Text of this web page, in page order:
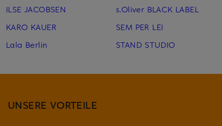
ILSE JACOBSEN
KARO KAUER
Lala Berlin
s.Oliver BLACK LABEL
SEM PER LEI
STAND STUDIO
UNSERE VORTEILE